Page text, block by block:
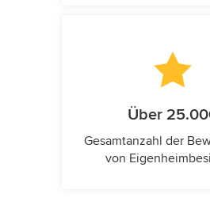
Über
Gesamtanzahl der
von